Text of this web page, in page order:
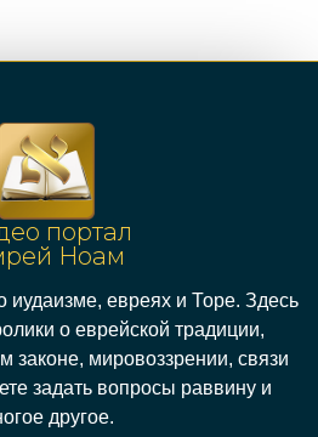
портал
Ноам
евреях и Торе. Здесь
о еврейской традиции,
законе, мировоззрении, связи
задать вопросы раввину и
другое.